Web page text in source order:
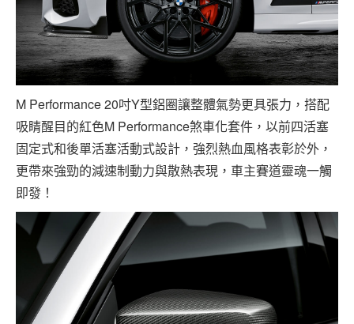
M Performance 20吋Y型鋁圈讓整體氣勢更具張力，搭配
吸睛醒目的紅色M Performance煞車化套件，以前四活塞
固定式和後單活塞活動式設計，強烈熱血風格表彰於外，
更帶來強勁的減速制動力與散熱表現，車主賽道靈魂一觸
即發！